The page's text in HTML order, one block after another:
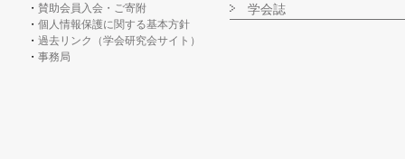
賛助会員入会・ご寄附
個人情報保護に関する基本方針
過去リンク（学会研究会サイト）
事務局
学会誌